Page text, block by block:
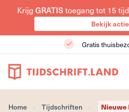
Krijg GRATIStoegang tot 15
Bekijk actie
Gratis
Home Tijdschriften Nieuwe